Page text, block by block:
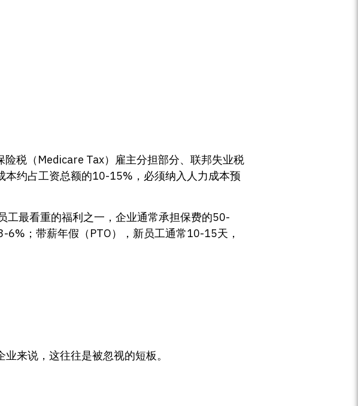
税（Medicare Tax）雇主分担部分、联邦失业税
本约占工资总额的10-15%，必须纳入人力成本预
最看重的福利之一，企业通常承担保费的50-
；带薪年假（PTO），新员工通常10-15天，
来说，这往往是被忽视的短板。